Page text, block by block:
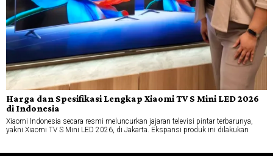
Harga dan Spesifikasi Lengkap Xiaomi TV S Mini LED 2026
di Indonesia
Xiaomi Indonesia secara resmi meluncurkan jajaran televisi pintar terbarunya,
yakni Xiaomi TV S Mini LED 2026, di Jakarta. Ekspansi produk ini dilakukan